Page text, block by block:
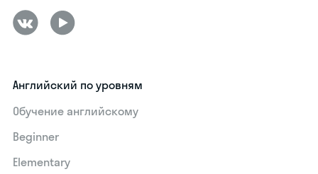
Английский по уровням
Обучение английскому
Beginner
Elementary